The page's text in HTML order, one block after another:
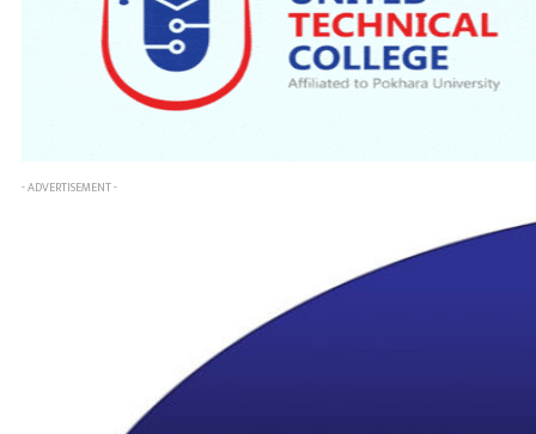
- ADVERTISEMENT -